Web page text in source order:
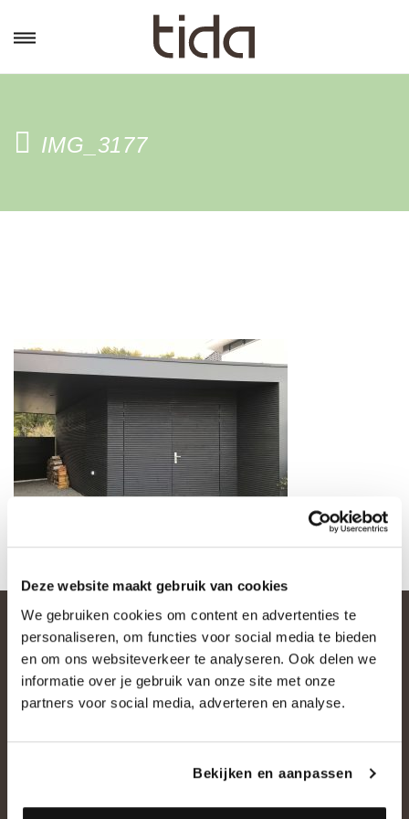
Deze website maakt gebruik van cookies
We gebruiken cookies om content en advertenties te
personaliseren, om functies voor social media te bieden
en om ons websiteverkeer te analyseren. Ook delen we
informatie over je gebruik van onze site met onze
partners voor social media, adverteren en analyse.
Bekijken en aanpassen
IMG_3177
Historie